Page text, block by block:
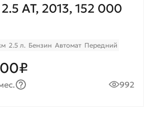
AT, 2013, 152 000
2.5 л. Бензин Автомат Передний
992